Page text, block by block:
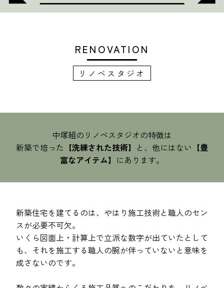
RENOVATION
リノベスタジオ
中塚組のリノベスタジオの特徴は
新築で培った【洗練された技術】と、他にはない
【豊
富なアイテム】 にあります。
新築住宅を建てるのは、やはり施工技術と職人のセン
スが必要不可欠。
いくら図面上・計算上で立派な数字が出ていたとして
も、それを施工する職人の腕が伴っていないと意味を
成さないのです。